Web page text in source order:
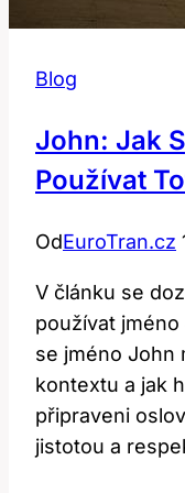
Blog
John: Jak
Používat
OdEuroTran.cz
V článku se
používat
se jméno John
kontextu a jak
připraveni
jistotou a